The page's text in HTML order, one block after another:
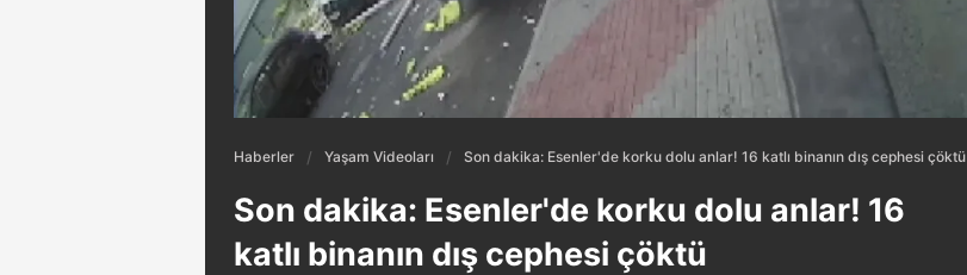
Haberler Yaşam Videoları Son dakika: Esenler'de korku dolu anlar! 16 katlı binanın dış cephesi çöktü
Son dakika: Esenler'de korku dolu anlar! 16
katlı binanın dış cephesi çöktü